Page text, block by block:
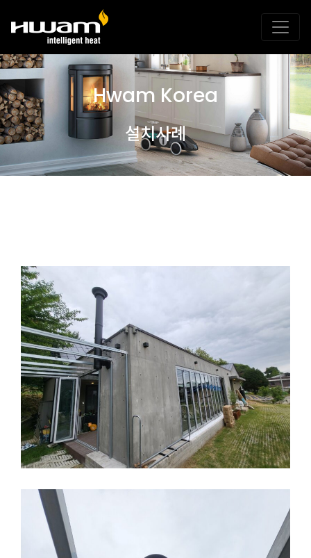
Hwam Korea
설치사례